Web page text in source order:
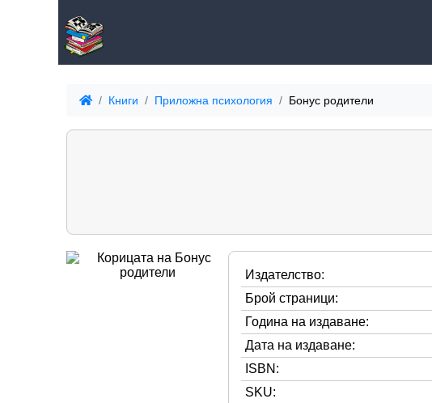
Книги Приложна психология Бонус родители
Издателство:
Брой страници:
Година на издаване:
Дата на издаване:
ISBN:
SKU: